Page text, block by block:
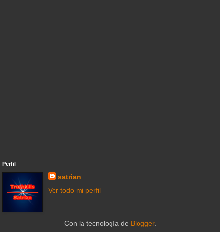
Perfil
satrian
Ver todo mi perfil
Con la tecnología de Blogger.